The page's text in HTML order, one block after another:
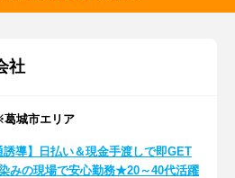
社
城市エリア
誘導】日払い＆現金手渡しで即GET
みの現場で安心勤務★20～40代活躍